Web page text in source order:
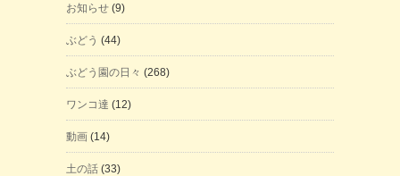
お知らせ (9)
ぶどう (44)
ぶどう園の日々 (268)
ワンコ達 (12)
動画 (14)
土の話 (33)